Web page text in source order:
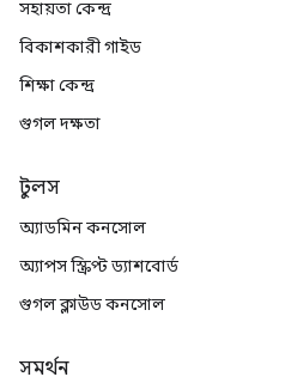
সহায়তা কেন্দ্র
বিকাশকারী গাইড
শিক্ষা কেন্দ্র
গুগল দক্ষতা
টুলস
অ্যাডমিন কনসোল
অ্যাপস স্ক্রিপ্ট ড্যাশবোর্ড
গুগল ক্লাউড কনসোল
সমর্থন